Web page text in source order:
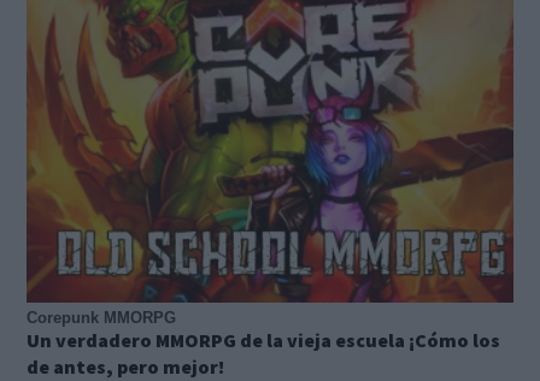
Corepunk MMORPG
Un verdadero MMORPG de la vieja escuela ¡Cómo los
de antes, pero mejor!